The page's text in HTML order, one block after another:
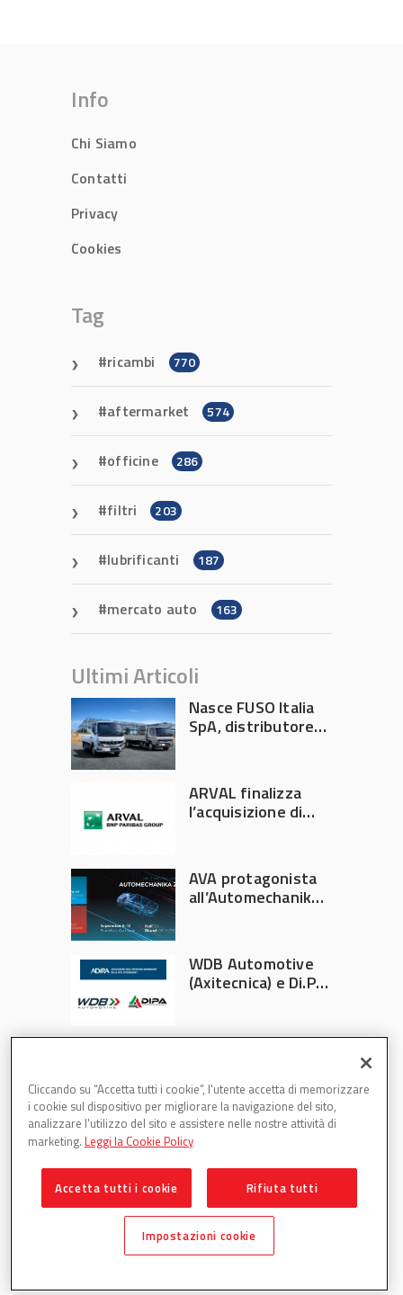
Info
Chi Siamo
Contatti
Privacy
Cookies
Tag
ricambi 770
aftermarket 574
officine 286
filtri 203
lubrificanti 187
mercato auto 163
Ultimi Articoli
Nasce FUSO Italia
SpA, distributore
ARVAL finalizza
l’acquisizione di
AVA protagonista
all’Automechanika
WDB Automotive
(Axitecnica) e Di.Pa.
Partsweb è una testata di DBInformation Spa P.IVA
09293820156
Centro Direzionale – Strada 4, Palazzo A, Scala 2 – 20057
Cliccando su “Accetta tutti i cookie”, l'utente accetta di memorizzare
i cookie sul dispositivo per migliorare la navigazione del sito,
analizzare l'utilizzo del sito e assistere nelle nostre attività di
marketing. Leggi la Cookie Policy
Accetta tutti i cookie Rifiuta tutti
Impostazioni cookie